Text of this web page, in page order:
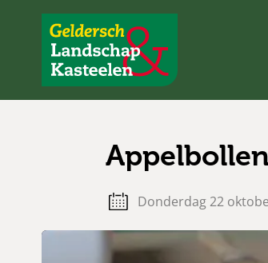
Geldersch
Landschap
en
donderdag 22